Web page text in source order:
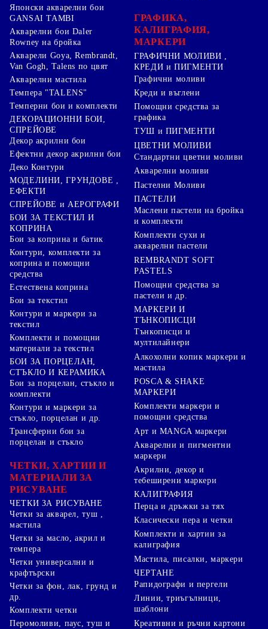
Японски акварелни бои
GANSAI TAMBI
Акварелни бои Daler
Rowney на бройка
Акварели Goya, Rembrandt,
Van Gogh, Talens по цвят
Акварелни мастила
Темпера "TALENS"
Темперни бои и комплекти
ДЕКОРАЦИОННИ БОИ,
СПРЕЙОВЕ
Декор акрилни бои
Ефектни декор акрилни бои
Деко Контури
МОДЕЛИНИ, ГРУНДОВЕ ,
ЕФЕКТИ
СПРЕЙОВЕ и АЕРОГРАФИ
БОИ ЗА ТЕКСТИЛ И
КОПРИНА
Бои за коприна и батик
Контури, комплекти за
коприна и помощни
средства
Естествена коприна
Бои за текстил
Контури и маркери за
текстил
Комплекти и помощни
материали за текстил
БОИ ЗА ПОРЦЕЛАН,
СТЪКЛО И КЕРАМИКА
Бои за порцелан, стъкло и
комплекти
Контури и маркери за
стъкло, порцелан и др.
Трансферни бои за
порцелан и стъкло
ЧЕТКИ, ХАРТИИ И
МАТЕРИАЛИ ЗА
РИСУВАНЕ
ЧЕТКИ ЗА РИСУВАНЕ
Четки за акварел, туш ,
мастила
Четки за масло, акрил и
темпера
Четки универсални и
крафтърски
Четки за фон, лак, грунд и
др.
Комплекти четки
ГРАФИКА,
КАЛИГРАФИЯ,
МАРКЕРИ
ГРАФИЧНИ МОЛИВИ ,
КРЕДИ и ПИГМЕНТИ
Графични моливи
Креди и въглени
Помощни средства за
графика
ТУШ и ПИГМЕНТИ
ЦВЕТНИ МОЛИВИ
Стандартни цветни моливи
Акварелни моливи
Пастелни Моливи
ПАСТЕЛИ
Маслени пастели на бройка
и комплекти
Комплекти сухи и
акварелни пастели
REMBRANDT SOFT
PASTELS
Помощни средства за
пастели и др.
МАРКЕРИ И
ТЪНКОПИСЦИ
Тънкописци и
мултилайнери
Алкохолни копик маркери и
мастила
POSCA & SHAKE
МАРКЕРИ
Комплекти маркери и
помощни средства
Арт и MANGA маркери
Акварелни и пигментни
маркери
Акрилни, декор и
тебеширени маркери
КАЛИГРАФИЯ
Перца и дръжки за тях
Класически пера и четки
Комплекти и хартии за
калиграфия
Мастила, писалки, маркери
ЧЕРТАНЕ
Рапидографи и пергели
Линии, триъгълници,
шаблони
Перомоливи, паус, туш и
Креативни и ръчни картони